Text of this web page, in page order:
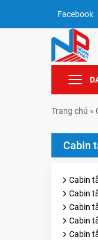
Facebook
Trang chủ »
Cabin
Cabin
Cabin
Cabin
Cabin
Cabin